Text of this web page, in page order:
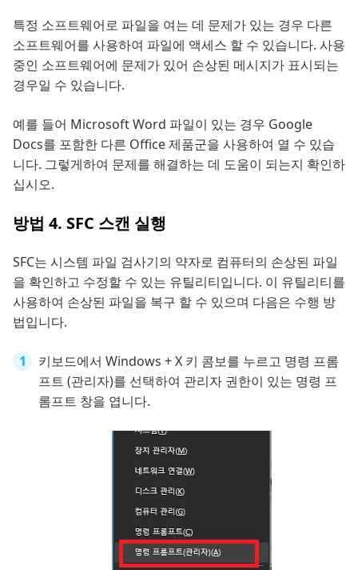
특정 소프트웨어로 파일을 여는 데 문제가 있는 경우 다른
소프트웨어를 사용하여 파일에 액세스 할 수 있습니다. 사용
중인 소프트웨어에 문제가 있어 손상된 메시지가 표시되는
경우일 수 있습니다.
예를 들어 Microsoft Word 파일이 있는 경우 Google
Docs를 포함한 다른 Office 제품군을 사용하여 열 수 있습
니다. 그렇게하여 문제를 해결하는 데 도움이 되는지 확인하
십시오.
방법 4. SFC 스캔 실행
SFC는 시스템 파일 검사기의 약자로 컴퓨터의 손상된 파일
을 확인하고 수정할 수 있는 유틸리티입니다. 이 유틸리티를
사용하여 손상된 파일을 복구 할 수 있으며 다음은 수행 방
법입니다.
키보드에서 Windows + X 키 콤보를 누르고 명령 프롬
프트 (관리자)를 선택하여 관리자 권한이 있는 명령 프
롬프트 창을 엽니다.